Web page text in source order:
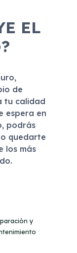
EL
de
tu calidad
espera en
podrás
quedarte
los más
y